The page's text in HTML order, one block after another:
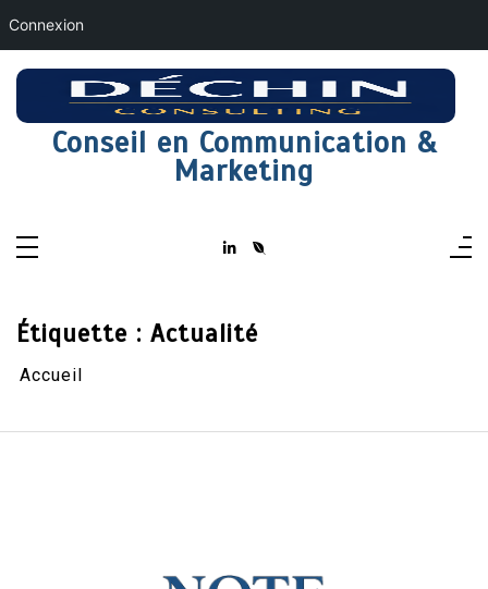
Connexion
Conseil en Communication &
Marketing
Étiquette : Actualité
Accueil